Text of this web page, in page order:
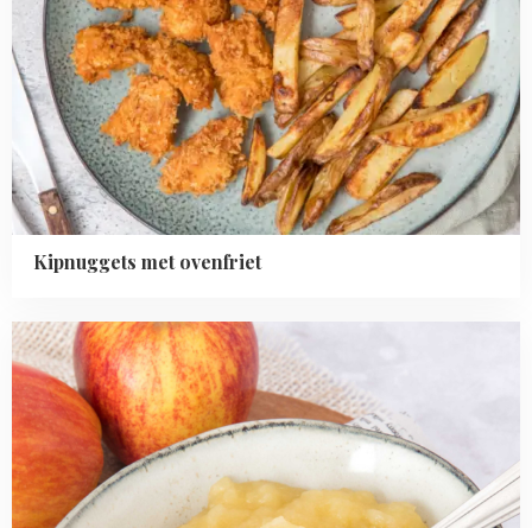
Kipnuggets met ovenfriet
Read
more
about
Zelf
appelmoes
maken